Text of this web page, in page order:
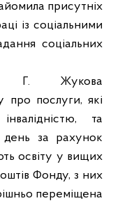
присутніх
із соціальними
соціальних
Г. Жукова
про послуги, які
та
день за рахунок
освіту у вищих
Фонду, з них
переміщена